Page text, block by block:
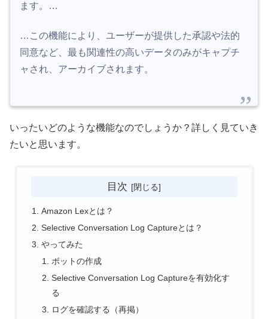
ます。…
…この機能により、ユーザーが提供した承認や法的
同意など、最も関連性の高いデータのみがキャプチ
ャされ、アーカイブされます。
いったいどのような機能なのでしょうか？詳しく見ていき
たいと思います。
目次
Amazon Lexとは？
Selective Conversation Log Captureとは？
やってみた
ボットの作成
Selective Conversation Log Captureを有効化す
る
ログを確認する（再掲）